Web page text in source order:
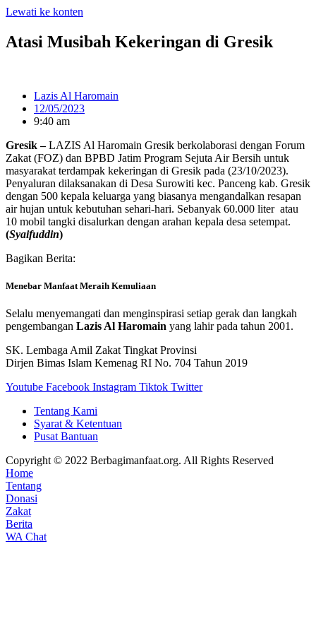
Lewati ke konten
Atasi Musibah Kekeringan di Gresik
Lazis Al Haromain
12/05/2023
9:40 am
Gresik –LAZIS Al Haromain Gresik berkolaborasi dengan Forum
Zakat (FOZ) dan BPBD Jatim Program Sejuta Air Bersih untuk
masyarakat terdampak kekeringan di Gresik pada (23/10/2023).
Penyaluran dilaksanakan di Desa Surowiti kec. Panceng kab. Gresik
dengan 500 kepala keluarga yang biasanya mengandalkan resapan
air hujan untuk kebutuhan sehari-hari. Sebanyak 60.000 liter atau
10 mobil tangki disalurkan dengan arahan kepala desa setempat.
(Syaifuddin)
Bagikan Berita:
Menebar Manfaat Meraih Kemuliaan
Selalu menyemangati dan menginspirasi setiap gerak dan langkah
pengembangan Lazis Al Haromain yang lahir pada tahun 2001.
SK. Lembaga Amil Zakat Tingkat Provinsi
Dirjen Bimas Islam Kemenag RI No. 704 Tahun 2019
Youtube Facebook Instagram Tiktok Twitter
Tentang Kami
Syarat & Ketentuan
Pusat Bantuan
Copyright © 2022 Berbagimanfaat.org. All Rights Reserved
Home
Tentang
Donasi
Zakat
Berita
WA Chat